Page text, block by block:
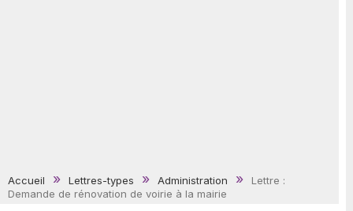
Accueil Lettres-types Administration
Lettre :
Demande de rénovation de voirie à la mairie